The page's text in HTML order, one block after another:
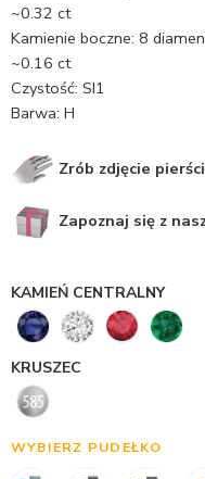
~0.32 ct
Kamienie boczne: 8
~0.16 ct
Czystość: SI1
Barwa: H
Zrób zdjęcie
Zapoznaj się z
KAMIEŃ CENTRALNY
KRUSZEC
WYBIERZ PUDEŁKO